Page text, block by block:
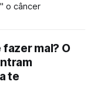
o câncer
mal? O
te